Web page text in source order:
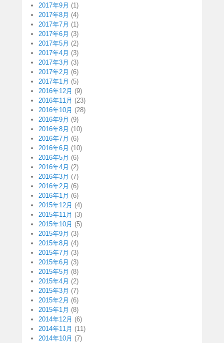
2017年9月 (1)
2017年8月 (4)
2017年7月 (1)
2017年6月 (3)
2017年5月 (2)
2017年4月 (3)
2017年3月 (3)
2017年2月 (6)
2017年1月 (5)
2016年12月 (9)
2016年11月 (23)
2016年10月 (28)
2016年9月 (9)
2016年8月 (10)
2016年7月 (6)
2016年6月 (10)
2016年5月 (6)
2016年4月 (2)
2016年3月 (7)
2016年2月 (6)
2016年1月 (6)
2015年12月 (4)
2015年11月 (3)
2015年10月 (5)
2015年9月 (3)
2015年8月 (4)
2015年7月 (3)
2015年6月 (3)
2015年5月 (8)
2015年4月 (2)
2015年3月 (7)
2015年2月 (6)
2015年1月 (8)
2014年12月 (6)
2014年11月 (11)
2014年10月 (7)